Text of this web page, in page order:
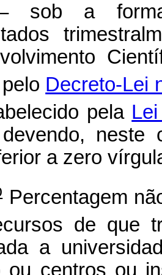
sob a forma
Decreto-Lei
pela
neste
a zero
Percentagem
de que
a
ou centros ou